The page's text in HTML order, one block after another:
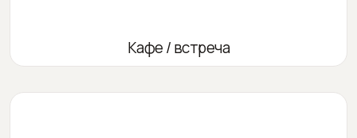
Кафе / встреча